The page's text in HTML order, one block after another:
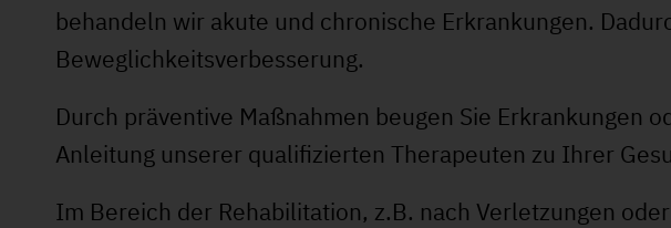
behandeln wir akute und chronische Erkrankungen.
Beweglichkeitsverbesserung.
Durch präventive Maßnahmen beugen Sie Erkrankungen
Anleitung unserer qualifizierten Therapeuten zu Ihrer
Im Bereich der Rehabilitation, z.B. nach Verletzungen